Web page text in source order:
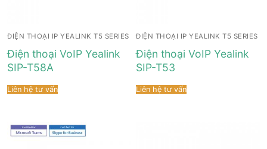
ĐIỆN THOẠI IP YEALINK T5 SERIES
Điện thoại VoIP Yealink
SIP-T58A
Liên hệ tư vấn
ĐIỆN THOẠI IP YEALINK T5 SERIES
Điện thoại VoIP Yealink
SIP-T53
Liên hệ tư vấn